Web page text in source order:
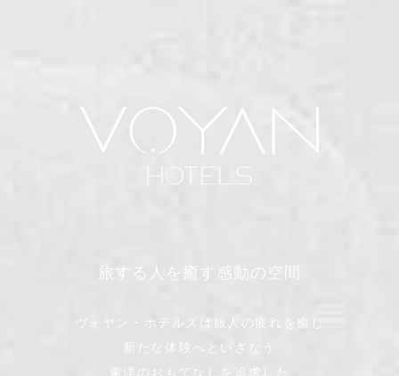
旅する人を癒す感動の空間
ヴォヤン・ホテルズは旅人の疲れを癒し
新たな体験へといざなう
東洋のおもてなしを追求した